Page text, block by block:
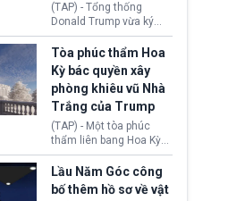
(TAP) - Tổng thống
Donald Trump vừa ký
sắc lệnh áp thuế bổ
sung 15% cùng cơ chế
giá sàn nhập khẩu
nghiêm ngặt đối với
polysilicon và các sản
phẩm hạ nguồn. Quyết
định này nhằm khôi
phục chuỗi cung ứng
công nghệ, năng lượng
mặt trời nội địa trước sự
thống trị của Trung
Quốc.
Tòa phúc thẩm Hoa
Kỳ bác quyền xây
phòng khiêu vũ Nhà
Trắng của Trump
(TAP) - Một tòa phúc
thẩm liên bang Hoa Kỳ
vừa phán quyết, chính
quyền Tổng thống
Donald Trump không có
quyền tự ý xây phòng
Lầu Năm Góc công
bố thêm hồ sơ về vật